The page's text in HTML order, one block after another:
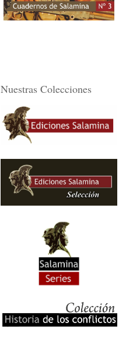
Nuestras Colecciones